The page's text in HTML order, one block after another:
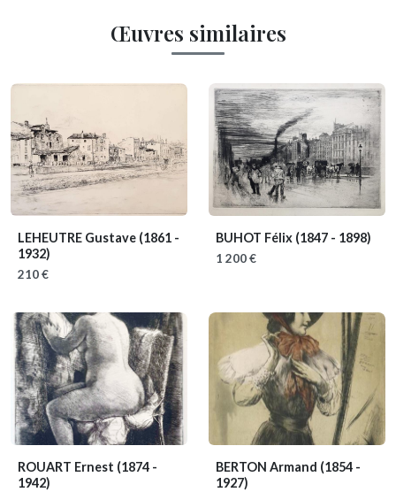
Œuvres similaires
LEHEUTRE Gustave (1861 -
1932)
210 €
BUHOT Félix (1847 - 1898)
1 200 €
ROUART Ernest (1874 -
1942)
BERTON Armand (1854 -
1927)